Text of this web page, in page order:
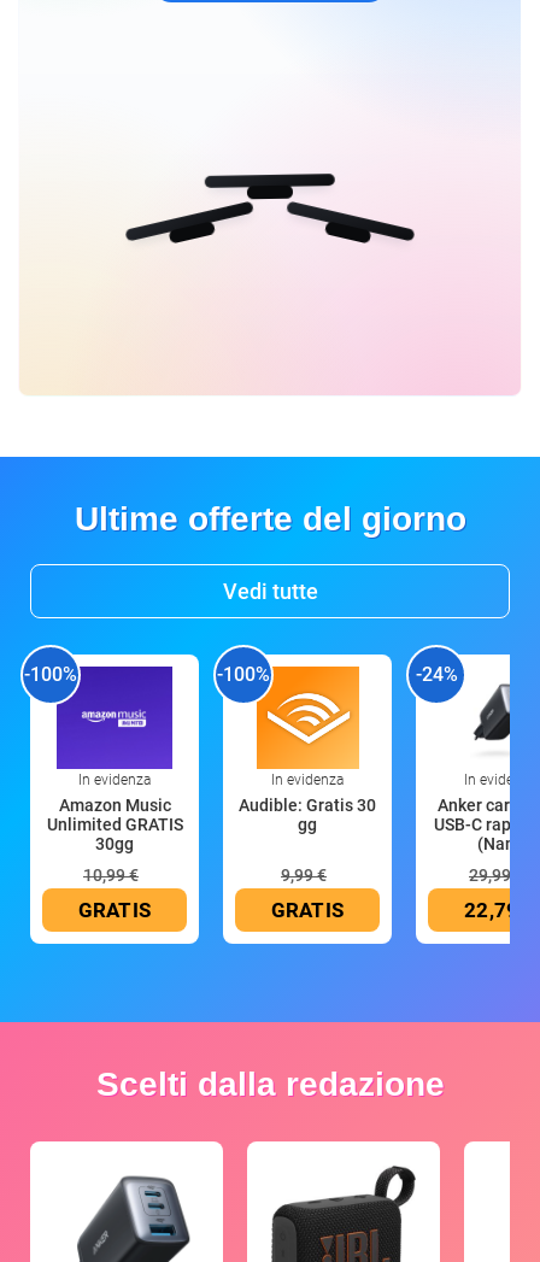
Ultime offerte del giorno
Vedi tutte
-100%
In evidenza
Amazon Music
Unlimited GRATIS
30gg
10,99 €
GRATIS
-100%
In evidenza
Audible: Gratis 30
gg
9,99 €
GRATIS
-24%
In evidenza
Anker
USB-C rapido
(Nano
29,99 €
22,79 €
Scelti dalla redazione